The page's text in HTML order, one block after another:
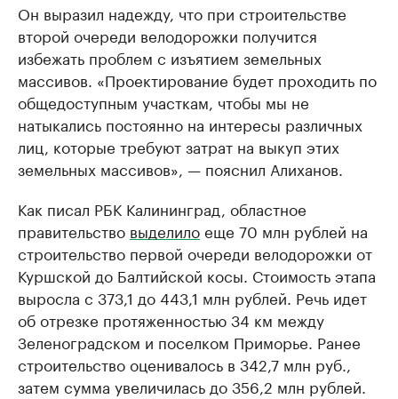
Он выразил надежду, что при строительстве
второй очереди велодорожки получится
избежать проблем с изъятием земельных
массивов. «Проектирование будет проходить по
общедоступным участкам, чтобы мы не
натыкались постоянно на интересы различных
лиц, которые требуют затрат на выкуп этих
земельных массивов», — пояснил Алиханов.
Как писал РБК Калининград, областное
правительство выделилоеще 70 млн рублей на
строительство первой очереди велодорожки от
Куршской до Балтийской косы. Стоимость этапа
выросла с 373,1 до 443,1 млн рублей. Речь идет
об отрезке протяженностью 34 км между
Зеленоградском и поселком Приморье. Ранее
строительство оценивалось в 342,7 млн руб.,
затем сумма увеличилась до 356,2 млн рублей.